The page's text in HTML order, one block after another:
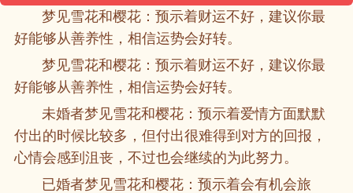
梦见雪花和樱花：预示着财运不好，建议你最
好能够从善养性，相信运势会好转。
梦见雪花和樱花：预示着财运不好，建议你最
好能够从善养性，相信运势会好转。
未婚者梦见雪花和樱花：预示着爱情方面默默
付出的时候比较多，但付出很难得到对方的回报，
心情会感到沮丧，不过也会继续的为此努力。
已婚者梦见雪花和樱花：预示着会有机会旅